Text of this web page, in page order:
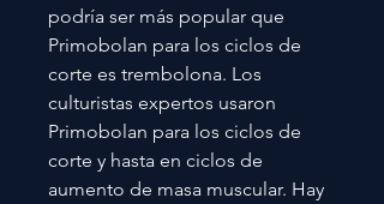
podría ser más popular que
Primobolan para los ciclos de
corte es trembolona. Los
culturistas expertos usaron
Primobolan para los ciclos de
corte y hasta en ciclos de
aumento de masa muscular. Hay